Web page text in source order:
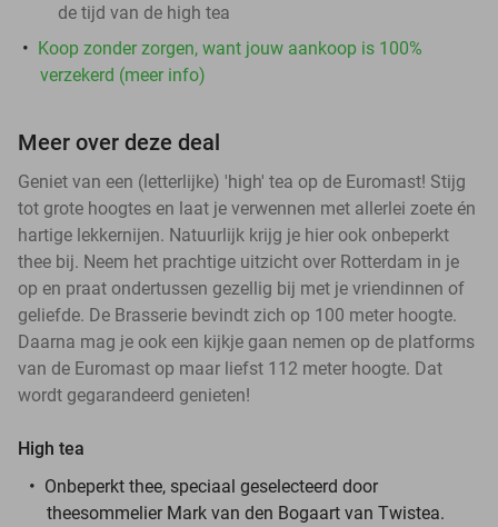
de tijd van de high tea
Koop zonder zorgen, want jouw aankoop is 100%
verzekerd (meer info)
Meer over deze deal
Geniet van een (letterlijke) 'high' tea op de Euromast! Stijg
tot grote hoogtes en laat je verwennen met allerlei zoete én
hartige lekkernijen. Natuurlijk krijg je hier ook onbeperkt
thee bij. Neem het prachtige uitzicht over Rotterdam in je
op en praat ondertussen gezellig bij met je vriendinnen of
geliefde. De Brasserie bevindt zich op 100 meter hoogte.
Daarna mag je ook een kijkje gaan nemen op de platforms
van de Euromast op maar liefst 112 meter hoogte. Dat
wordt gegarandeerd genieten!
High tea
Onbeperkt thee, speciaal geselecteerd door
theesommelier Mark van den Bogaart van Twistea.